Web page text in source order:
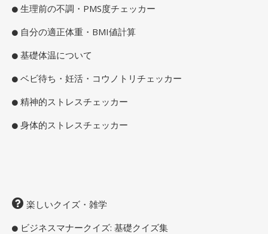
生理前の不調・PMS度チェッカー
自分の適正体重・BMI値計算
基礎体温について
ベビ待ち・妊活・コウノトリチェッカー
精神的ストレスチェッカー
身体的ストレスチェッカー
楽しいクイズ・雑学
ビジネスマナークイズ: 基礎クイズ集